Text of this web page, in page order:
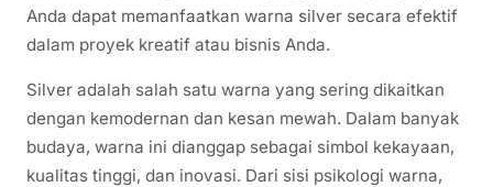
Anda dapat memanfaatkan warna silver secara efektif
dalam proyek kreatif atau bisnis Anda.
Silver adalah salah satu warna yang sering dikaitkan
dengan kemodernan dan kesan mewah. Dalam banyak
budaya, warna ini dianggap sebagai simbol kekayaan,
kualitas tinggi, dan inovasi. Dari sisi psikologi warna,